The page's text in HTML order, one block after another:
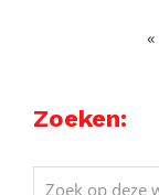
«
Zoeken:
Zoek